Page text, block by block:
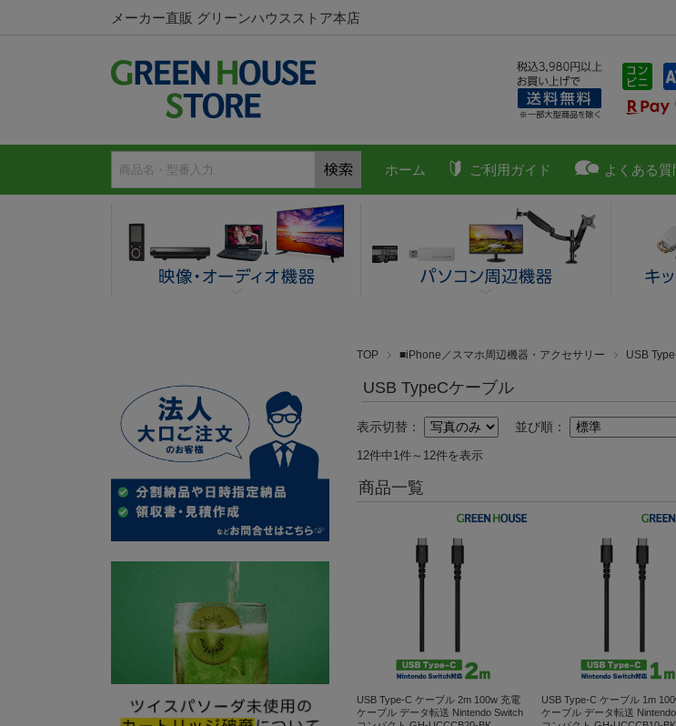
メーカー直販 グリーンハウスストア本店
ホーム ご利用ガイド よくある質
TOP ■iPhone／スマホ周辺機器・アクセサリー USB
USB TypeCケーブル
表示切替： 並び順：
12件中1件～12件を表示
商品一覧
USB Type-C ケーブル 2m 100w 充電
ケーブル データ転送 Nintendo Switch
USB Type-C ケーブル 1m
ケーブル データ転送